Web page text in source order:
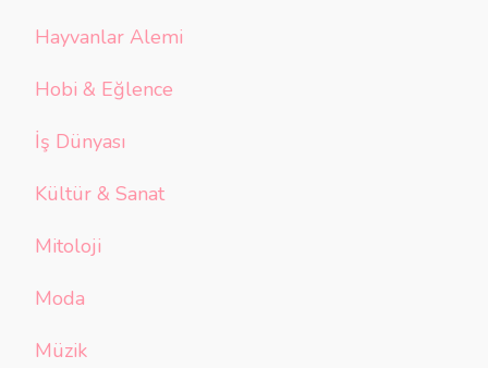
Hayvanlar Alemi
Hobi & Eğlence
İş Dünyası
Kültür & Sanat
Mitoloji
Moda
Müzik